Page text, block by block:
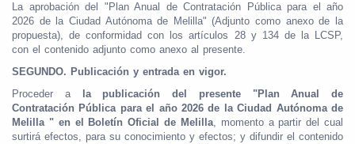
La aprobación del "Plan Anual de Contratación Pública para el año
2026 de la Ciudad Autónoma de Melilla" (Adjunto como anexo de la
propuesta), de conformidad con los artículos 28 y 134 de la LCSP,
con el contenido adjunto como anexo al presente.
SEGUNDO. Publicación y entrada en vigor.
Proceder a
la publicación del presente "Plan Anual de
Contratación Pública para el año 2026 de la Ciudad Autónoma de
Melilla " en el Boletín Oficial de Melilla, momento a partir del cual
surtirá efectos, para su conocimiento y efectos; y difundir el contenido